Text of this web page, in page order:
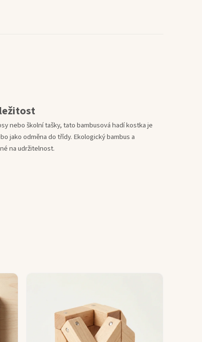
nebo školní tašky, tato bambusová hadí kostka je
jako odměna do třídy. Ekologický bambus a
na udržitelnost.